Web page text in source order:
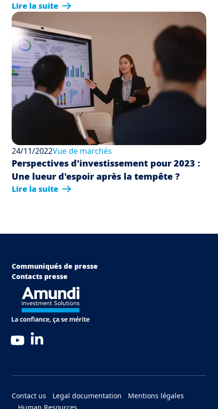
Lire la suite
24/11/2022Vue de marchés
Perspectives d'investissement pour 2023 :
Une lueur d'espoir après la tempête ?
Lire la suite
Menu Footer Top
Communiqués de presse
Contacts presse
YouTube
Menu Footer Bottom
Contact us Legal documentation
Mentions légales